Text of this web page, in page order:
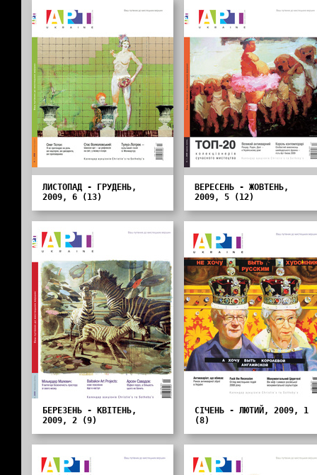
ЛИСТОПАД - ГРУДЕНЬ,
2009, 6 (13)
ВЕРЕСЕНЬ - ЖОВТЕНЬ,
2009, 5 (12)
БЕРЕЗЕНЬ - КВІТЕНЬ,
2009, 2 (9)
СІЧЕНЬ - ЛЮТИЙ, 2009, 1
(8)